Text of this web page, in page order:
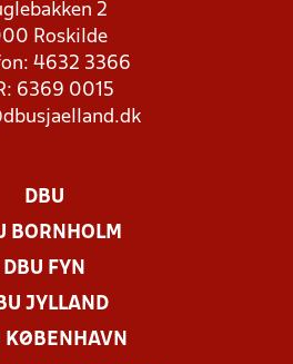
2
Roskilde
4632 3366
6369 0015
DBU
BORNHOLM
DBU FYN
JYLLAND
KØBENHAVN